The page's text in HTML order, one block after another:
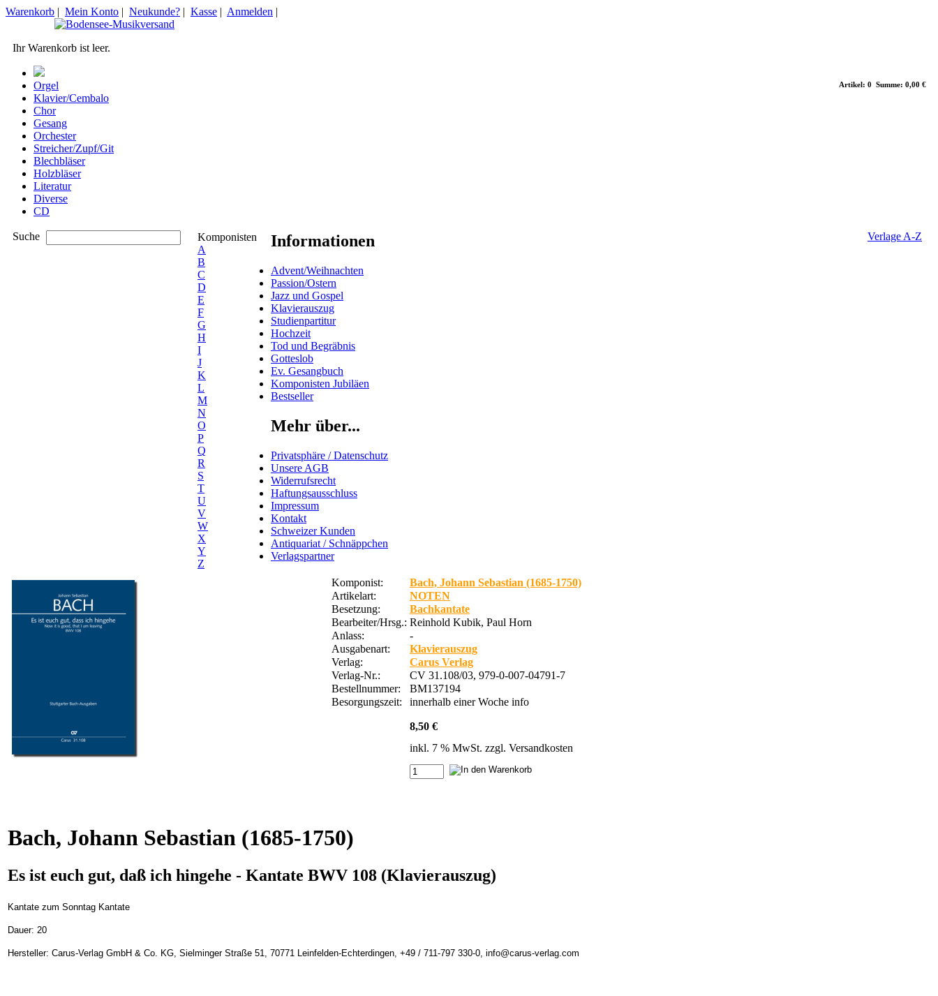
Artikel: 0 Summe: 0,00 €
Warenkorb | Mein Konto | Neukunde? | Kasse | Anmelden |
Ihr Warenkorb ist leer.
Orgel
Klavier/Cembalo
Chor
Gesang
Orchester
Streicher/Zupf/Git
Blechbläser
Holzbläser
Literatur
Diverse
CD
Suche
Komponisten
A
B
C
D
E
F
G
H
I
J
K
L
M
N
O
P
Q
R
S
T
U
V
W
X
Y
Z
Verlage A-Z
Informationen
Advent/Weihnachten
Passion/Ostern
Jazz und Gospel
Klavierauszug
Studienpartitur
Hochzeit
Tod und Begräbnis
Gotteslob
Ev. Gesangbuch
Komponisten Jubiläen
Bestseller
Mehr über...
Privatsphäre / Datenschutz
Unsere AGB
Widerrufsrecht
Haftungsausschluss
Impressum
Kontakt
Schweizer Kunden
Antiquariat / Schnäppchen
Verlagspartner
Komponist:
Bach, Johann Sebastian (1685-1750)
Artikelart:
NOTEN
Besetzung:
Bachkantate
Bearbeiter/Hrsg.: Reinhold Kubik, Paul Horn
Anlass:
-
Ausgabenart:
Klavierauszug
Verlag:
Carus Verlag
Verlag-Nr.:
CV 31.108/03, 979-0-007-04791-7
Bestellnummer:
BM137194
Besorgungszeit:
innerhalb einer Woche info
8,50 €
inkl. 7 % MwSt. zzgl. Versandkosten
Bach, Johann Sebastian (1685-1750)
Es ist euch gut, daß ich hingehe - Kantate BWV 108 (Klavierauszug)
Kantate zum Sonntag Kantate
Dauer: 20
Hersteller: Carus-Verlag GmbH & Co. KG, Sielminger Straße 51, 70771 Leinfelden-Echterdingen, +49 / 711-797 330-0, info@carus-verlag.com